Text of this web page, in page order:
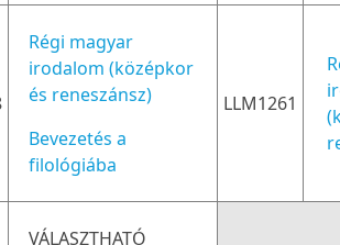
Régi magyar
irodalom (középkor
és reneszánsz)
Bevezetés a
filológiába
LLM1261
VÁLASZTHATÓ